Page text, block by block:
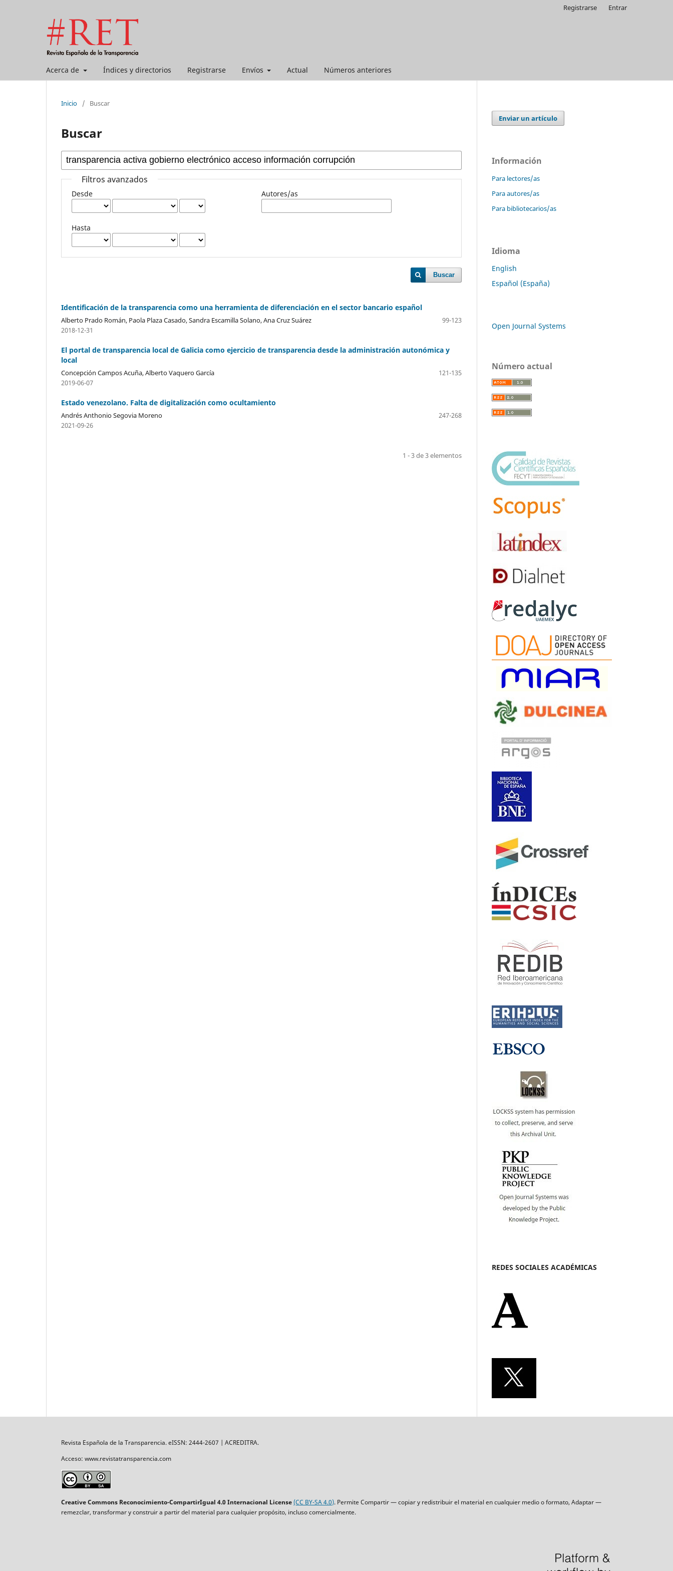
Acerca de Índices y directorios Registrarse Envíos Actual Números anteriores
Registrarse Entrar
Inicio / Buscar
Buscar
Filtros avanzados
Desde
Hasta
Autores/as
Buscar
Identificación de la transparencia como una herramienta de diferenciación en el sector bancario español
Alberto Prado Román, Paola Plaza Casado, Sandra Escamilla Solano, Ana Cruz Suárez
99-123
2018-12-31
El portal de transparencia local de Galicia como ejercicio de transparencia desde la administración autonómica y
local
Concepción Campos Acuña, Alberto Vaquero García
121-135
2019-06-07
Estado venezolano. Falta de digitalización como ocultamiento
Andrés Anthonio Segovia Moreno
247-268
2021-09-26
1 - 3 de 3 elementos
Enviar un artículo
Información
Para lectores/as
Para autores/as
Para bibliotecarios/as
Idioma
English
Español (España)
Open Journal Systems
Número actual
REDES SOCIALES ACADÉMICAS
Revista Española de la Transparencia. eISSN: 2444-2607 | ACREDITRA.
Acceso: www.revistatransparencia.com
Creative Commons Reconocimiento-CompartirIgual 4.0 Internacional License(CC BY-SA 4.0). Permite Compartir — copiar y redistribuir el material en cualquier medio o formato, Adaptar —
remezclar, transformar y construir a partir del material para cualquier propósito, incluso comercialmente.